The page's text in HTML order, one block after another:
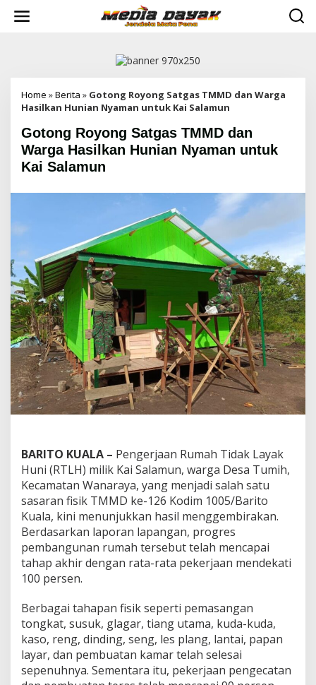
Home »Berita » Gotong Royong Satgas TMMD dan Warga
Hasilkan Hunian Nyaman untuk Kai Salamun
Gotong Royong Satgas TMMD dan
Warga Hasilkan Hunian Nyaman untuk
Kai Salamun
BARITO KUALA – Pengerjaan Rumah Tidak Layak
Huni (RTLH) milik Kai Salamun, warga Desa Tumih,
Kecamatan Wanaraya, yang menjadi salah satu
sasaran fisik TMMD ke-126 Kodim 1005/Barito
Kuala, kini menunjukkan hasil menggembirakan.
Berdasarkan laporan lapangan, progres
pembangunan rumah tersebut telah mencapai
tahap akhir dengan rata-rata pekerjaan mendekati
100 persen.
Berbagai tahapan fisik seperti pemasangan
tongkat, susuk, glagar, tiang utama, kuda-kuda,
kaso, reng, dinding, seng, les plang, lantai, papan
layar, dan pembuatan kamar telah selesai
sepenuhnya. Sementara itu, pekerjaan pengecatan